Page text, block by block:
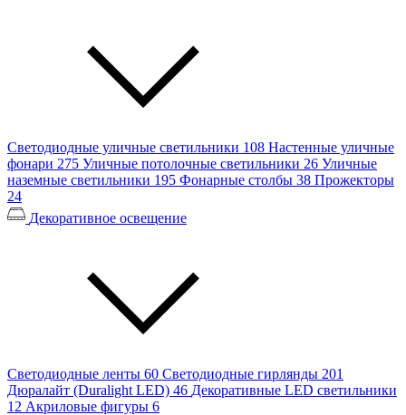
Светодиодные уличные светильники 108 Настенные уличные
фонари 275 Уличные потолочные светильники 26 Уличные
наземные светильники 195 Фонарные столбы 38 Прожекторы
24
Декоративное освещение
Светодиодные ленты 60 Светодиодные гирлянды 201
Дюралайт (Duralight LED) 46 Декоративные LED светильники
12 Акриловые фигуры 6